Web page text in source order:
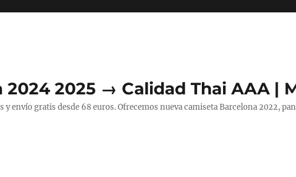
2025 → Calidad Thai AAA |
y envío gratis desde 68 euros. Ofrecemos nueva camiseta Barcelona 2022,